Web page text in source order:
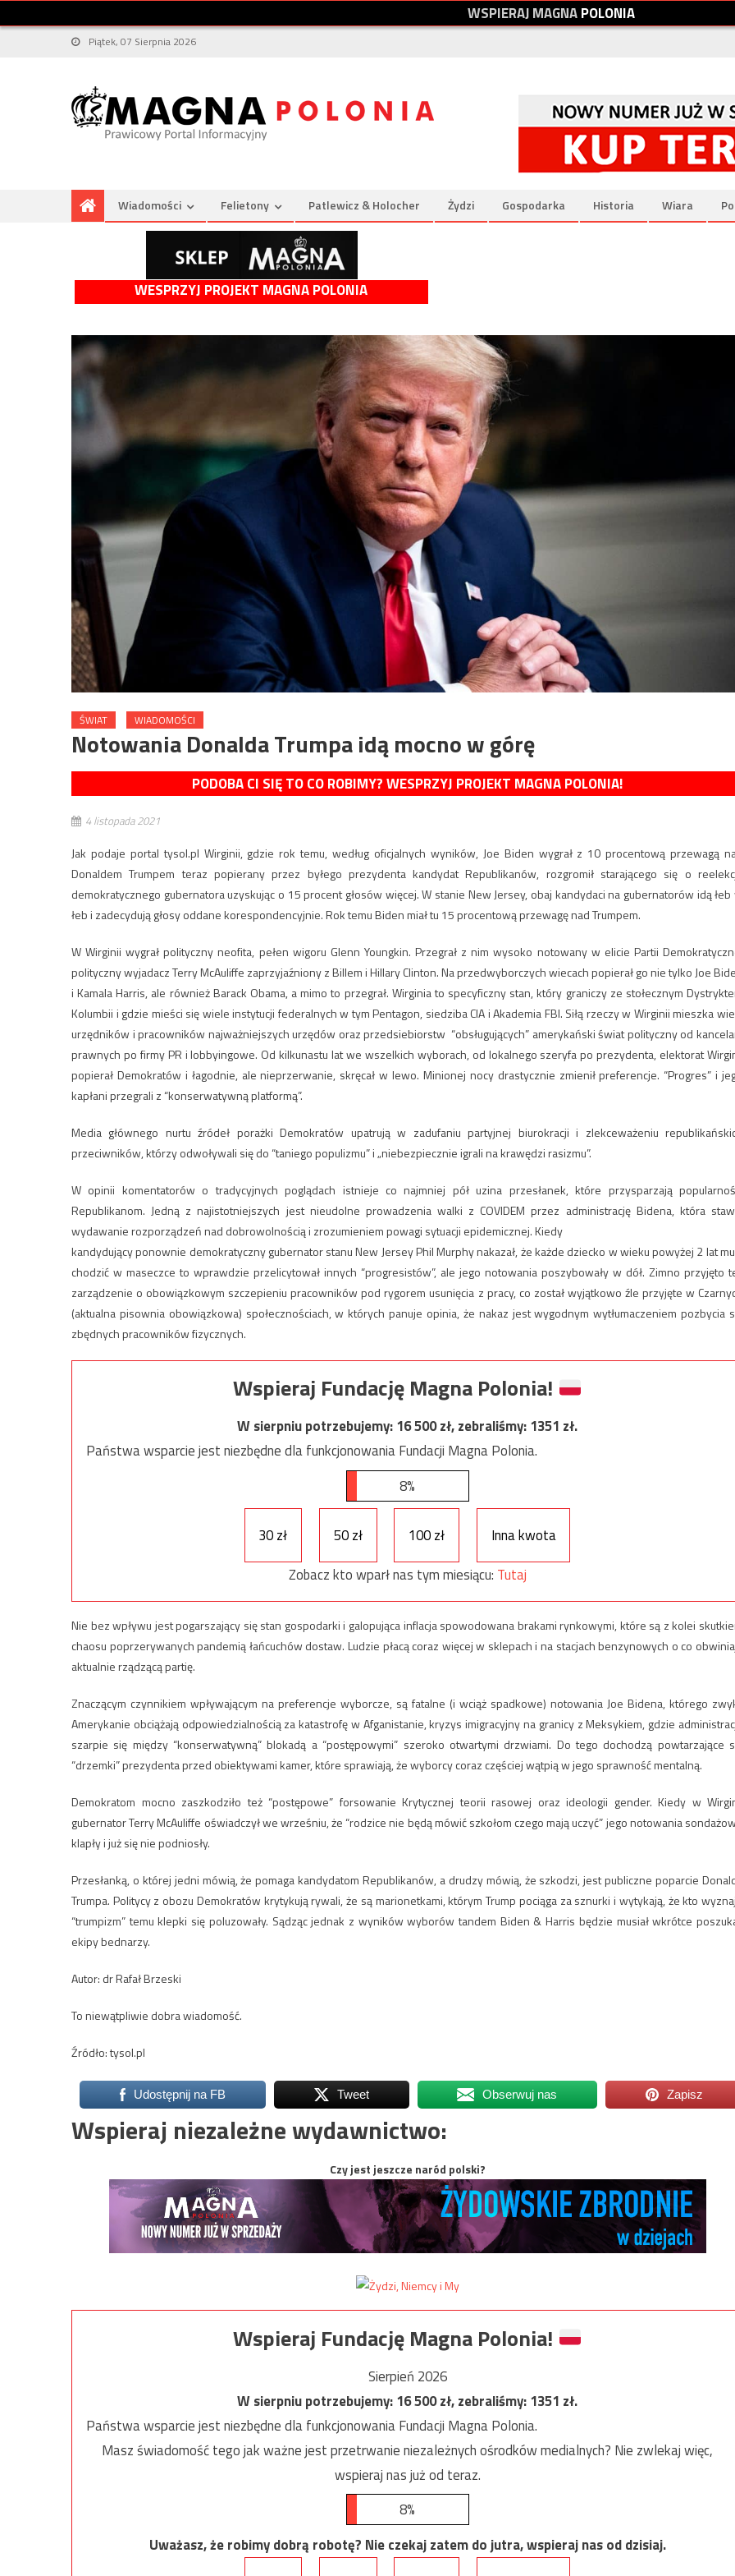
WSPIERAJMAGNAPOLONIA
Piątek, 07 Sierpnia 2026
Wiadomości Felietony Patlewicz & Holocher Żydzi Gospodarka Historia Wiara
WESPRZYJ PROJEKT MAGNA POLONIA
ŚWIAT WIADOMOŚCI
Notowania Donalda Trumpa idą mocno w górę
PODOBA CI SIĘ TO CO ROBIMY? WESPRZYJ PROJEKT MAGNA POLONIA!
4 listopada 2021
Jak podaje portal tysol.pl Wirginii, gdzie rok temu, według oficjalnych wyników, Joe Biden wygrał z 10 procentową przewagą
Donaldem Trumpem teraz popierany przez byłego prezydenta kandydat Republikanów, rozgromił starającego się o
demokratycznego gubernatora uzyskując o 15 procent głosów więcej. W stanie New Jersey, obaj kandydaci na gubernatorów idą łeb
łeb i zadecydują głosy oddane korespondencyjnie. Rok temu Biden miał tu 15 procentową przewagę nad Trumpem.
W Wirginii wygrał polityczny neofita, pełen wigoru Glenn Youngkin. Przegrał z nim wysoko notowany w elicie Partii
polityczny wyjadacz Terry McAuliffe zaprzyjaźniony z Billem i Hillary Clinton. Na przedwyborczych wiecach popierał go nie tylko Joe
i Kamala Harris, ale również Barack Obama, a mimo to przegrał. Wirginia to specyficzny stan, który graniczy ze stołecznym
Kolumbii i gdzie mieści się wiele instytucji federalnych w tym Pentagon, siedziba CIA i Akademia FBI. Siłą rzeczy w Wirginii mieszka
urzędników i pracowników najważniejszych urzędów oraz przedsiebiorstw “obsługujących” amerykański świat polityczny od
prawnych po firmy PR i lobbyingowe. Od kilkunastu lat we wszelkich wyborach, od lokalnego szeryfa po prezydenta, elektorat
popierał Demokratów i łagodnie, ale nieprzerwanie, skręcał w lewo. Minionej nocy drastycznie zmienił preferencje. “Progres” i
kapłani przegrali z “konserwatywną platformą”.
Media głównego nurtu źródeł porażki Demokratów upatrują w zadufaniu partyjnej biurokracji i zlekceważeniu
przeciwników, którzy odwoływali się do “taniego populizmu” i „niebezpiecznie igrali na krawędzi rasizmu”.
W opinii komentatorów o tradycyjnych poglądach istnieje co najmniej pół uzina przesłanek, które przysparzają
Republikanom. Jedną z najistotniejszych jest nieudolne prowadzenia walki z COVIDEM przez administrację Bidena, która
wydawanie rozporządzeń nad dobrowolnością i zrozumieniem powagi sytuacji epidemicznej. Kiedy
kandydujący ponownie demokratyczny gubernator stanu New Jersey Phil Murphy nakazał, że każde dziecko w wieku powyżej 2 lat
chodzić w maseczce to wprawdzie przelicytował innych “progresistów”, ale jego notowania poszybowały w dół. Zimno przyjęto
zarządzenie o obowiązkowym szczepieniu pracowników pod rygorem usunięcia z pracy, co został wyjątkowo źle przyjęte w
(aktualna pisownia obowiązkowa) społecznościach, w których panuje opinia, że nakaz jest wygodnym wytłumaczeniem pozbycia
zbędnych pracowników fizycznych.
Wspieraj Fundację Magna Polonia!
W sierpniu potrzebujemy:16 500zł, zebraliśmy:1351 zł.
Państwa wsparcie jest niezbędne dla funkcjonowania Fundacji Magna Polonia.
8%
30 zł 50 zł 100 zł
Inna kwota
Zobacz kto wparł nas tym miesiącu: Tutaj
Nie bez wpływu jest pogarszający się stan gospodarki i galopująca inflacja spowodowana brakami rynkowymi, które są z kolei
chaosu poprzerywanych pandemią łańcuchów dostaw. Ludzie płacą coraz więcej w sklepach i na stacjach benzynowych o co
aktualnie rządzącą partię.
Znaczącym czynnikiem wpływającym na preferencje wyborcze, są fatalne (i wciąż spadkowe) notowania Joe Bidena, którego
Amerykanie obciążają odpowiedzialnością za katastrofę w Afganistanie, kryzys imigracyjny na granicy z Meksykiem, gdzie
szarpie się między “konserwatywną” blokadą a “postępowymi” szeroko otwartymi drzwiami. Do tego dochodzą powtarzające
“drzemki” prezydenta przed obiektywami kamer, które sprawiają, że wyborcy coraz częściej wątpią w jego sprawność mentalną.
Demokratom mocno zaszkodziło też “postępowe” forsowanie Krytycznej teorii rasowej oraz ideologii gender. Kiedy w
gubernator Terry McAuliffe oświadczył we wrześniu, że “rodzice nie będą mówić szkołom czego mają uczyć” jego notowania
klapły i już się nie podniosły.
Przesłanką, o której jedni mówią, że pomaga kandydatom Republikanów, a drudzy mówią, że szkodzi, jest publiczne poparcie
Trumpa. Politycy z obozu Demokratów krytykują rywali, że są marionetkami, którym Trump pociąga za sznurki i wytykają, że kto
“trumpizm” temu klepki się poluzowały. Sądząc jednak z wyników wyborów tandem Biden & Harris będzie musiał wkrótce
ekipy bednarzy.
Autor: dr Rafał Brzeski
To niewątpliwie dobra wiadomość.
Źródło: tysol.pl
Udostępnij na FB Tweet Obserwuj nas Zapisz
Wspieraj niezależne wydawnictwo:
Czy jest jeszcze naród polski?
Wspieraj Fundację Magna Polonia!
Sierpień 2026
W sierpniu potrzebujemy:16 500zł, zebraliśmy:1351 zł.
Państwa wsparcie jest niezbędne dla funkcjonowania Fundacji Magna Polonia.
Masz świadomość tego jak ważne jest przetrwanie niezależnych ośrodków medialnych? Nie zwlekaj więc,
wspieraj nas już od teraz.
8%
Uważasz, że robimy dobrą robotę? Nie czekaj zatem do jutra, wspieraj nas od dzisiaj.